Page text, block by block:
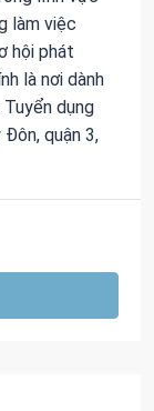
làm việc
hội phát
là nơi dành
dụng
quận 3,